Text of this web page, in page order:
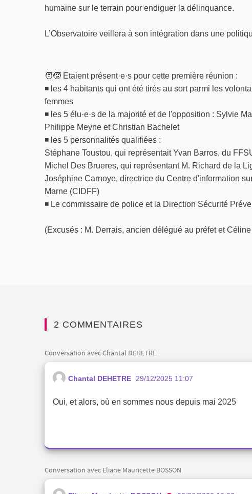
humaine sur le terrain pour endiguer la délinquance.
L’Observatoire veillera à son intégration dans une
🧑‍🧒 Etaient présent·e·s pour cette première réunion :
◾ les 4 habitants qui ont été tirés au sort parmi les
femmes
◾ les 5 élu·e·s de la majorité et de l'opposition : ​Sylvie
Philippe Meyne et Christian Bachelet
◾ les 5 personnalités qualifiées :
Stéphane Toustou, qui représentait Yvan Barros, du
Michel Des Brueres, qui représentant M. Richard de la
Joséphine Carnoye, directrice du Centre d'information
Marne (CIDFF)
◾ Le commissaire de police et la Direction Sécurité
(Excusés : M. Derrais, ancien délégué au préfet et
2 COMMENTAIRES
Conversation avec Chantal DEHETRE
Chantal DEHETRE 29/12/2025 11:07
Oui, et alors, où en sommes nous depuis mai 2025
Conversation avec Eliane Mauricette BOSSON